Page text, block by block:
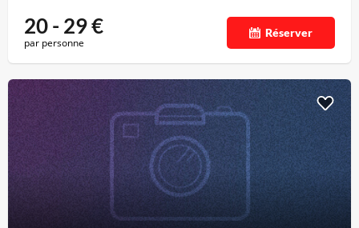
20 - 29€
par personne
Réserver